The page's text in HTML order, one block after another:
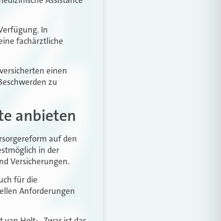
In
fachärztliche
einen
zu
anbieten
auf den
in der
Versicherungen.
für die
Anforderungen